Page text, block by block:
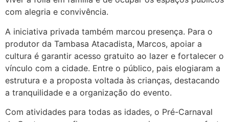
com alegria e convivência.
A iniciativa privada também marcou presença. Para o
produtor da Tambasa Atacadista, Marcos, apoiar a
cultura é garantir acesso gratuito ao lazer e fortalecer o
vínculo com a cidade. Entre o público, pais elogiaram a
estrutura e a proposta voltada às crianças, destacando
a tranquilidade e a organização do evento.
Com atividades para todas as idades, o Pré-Carnaval